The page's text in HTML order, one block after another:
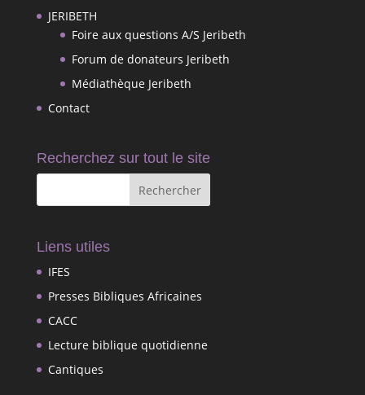
JERIBETH
Foire aux questions A/S Jeribeth
Forum de donateurs Jeribeth
Médiathèque Jeribeth
Contact
Recherchez sur tout le site
Liens utiles
IFES
Presses Bibliques Africaines
CACC
Lecture biblique quotidienne
Cantiques